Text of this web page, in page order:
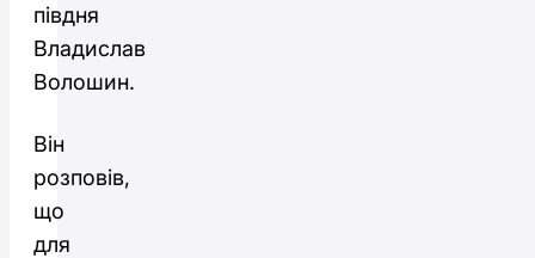
півдня
Владислав
Волошин.
Він
розповів,
що
для